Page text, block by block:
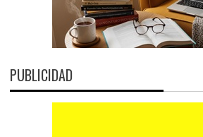
PUBLICIDAD